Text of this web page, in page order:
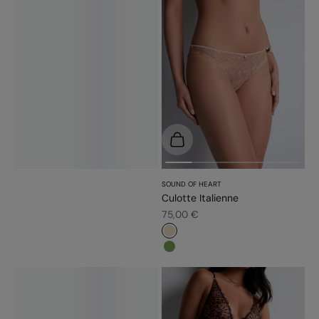
SOUND OF HEART
Culotte Italienne
Prix de vente
75,00 €
Choisir les options
#e9dbc2
#779d56